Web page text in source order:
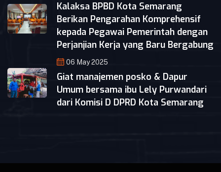
Kalaksa BPBD Kota Semarang
Berikan Pengarahan Komprehensif
kepada Pegawai Pemerintah dengan
Perjanjian Kerja yang Baru Bergabung
06 May 2025
Giat manajemen posko & Dapur
Umum bersama ibu Lely Purwandari
dari Komisi D DPRD Kota Semarang